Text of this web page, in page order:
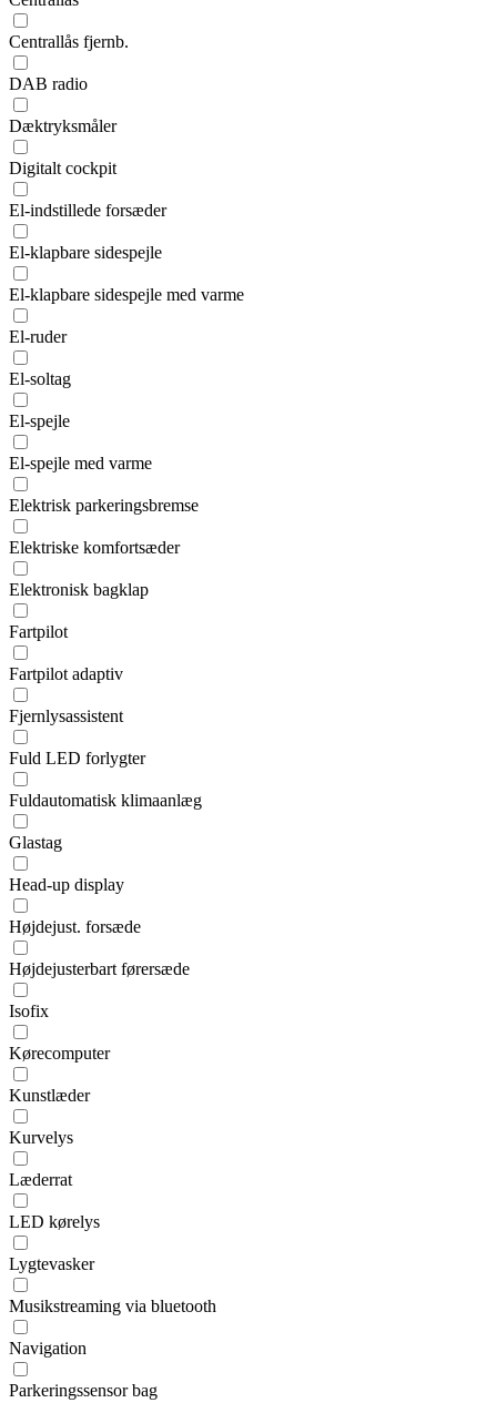
Centrallås fjernb.
DAB radio
Dæktryksmåler
Digitalt cockpit
El-indstillede forsæder
El-klapbare sidespejle
El-klapbare sidespejle med varme
El-ruder
El-soltag
El-spejle
El-spejle med varme
Elektrisk parkeringsbremse
Elektriske komfortsæder
Elektronisk bagklap
Fartpilot
Fartpilot adaptiv
Fjernlysassistent
Fuld LED forlygter
Fuldautomatisk klimaanlæg
Glastag
Head-up display
Højdejust. forsæde
Højdejusterbart førersæde
Isofix
Kørecomputer
Kunstlæder
Kurvelys
Læderrat
LED kørelys
Lygtevasker
Musikstreaming via bluetooth
Navigation
Parkeringssensor bag